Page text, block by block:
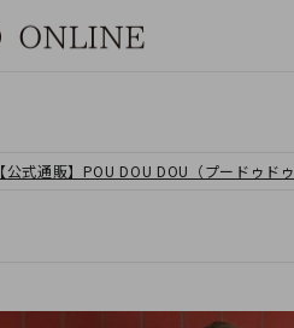
【公式通販】POU DOU DOU（プードゥド